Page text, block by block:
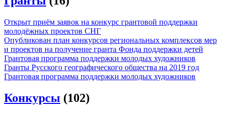
Открыт приём заявок на конкурс грантовой поддержки
молодёжных проектов СНГ
Опубликован план конкурсов региональных комплексов мер
и проектов на получение гранта Фонда поддержки детей
Грантовая программа поддержки молодых художников
Гранты Русского географического общества на 2019 год
Грантовая программа поддержки молодых художников
Конкурсы (102)